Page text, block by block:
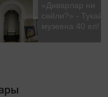
«Диварлар ни
сөйли?» - Тукай
музеена 40 ел!